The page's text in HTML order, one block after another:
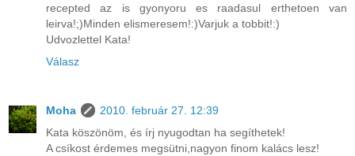
recepted az is gyonyoru es raadasul erthetoen van
leirva!;)Minden elismeresem!:)Varjuk a tobbit!:)
Udvozlettel Kata!
Válasz
Moha
2010. február 27. 12:39
Kata köszönöm, és írj nyugodtan ha segíthetek!
A csíkost érdemes megsütni,nagyon finom kalács lesz!